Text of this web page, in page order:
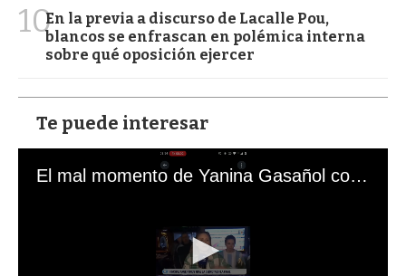
10En la previa a discurso de Lacalle Pou,
blancos se enfrascan en polémica interna
sobre qué oposición ejercer
Te puede interesar
El mal momento de Yanina Gasañol con un hincha argentino en "Subrayado"